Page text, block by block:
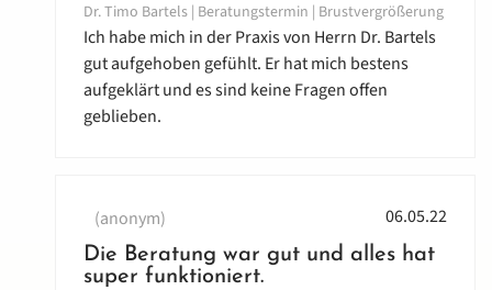
Dr. Timo Bartels | Beratungstermin | Brustvergrößerung
Ich habe mich in der Praxis von Herrn Dr. Bartels
gut aufgehoben gefühlt. Er hat mich bestens
aufgeklärt und es sind keine Fragen offen
geblieben.
(anonym) 06.05.22
Die Beratung war gut und alles hat
super funktioniert.